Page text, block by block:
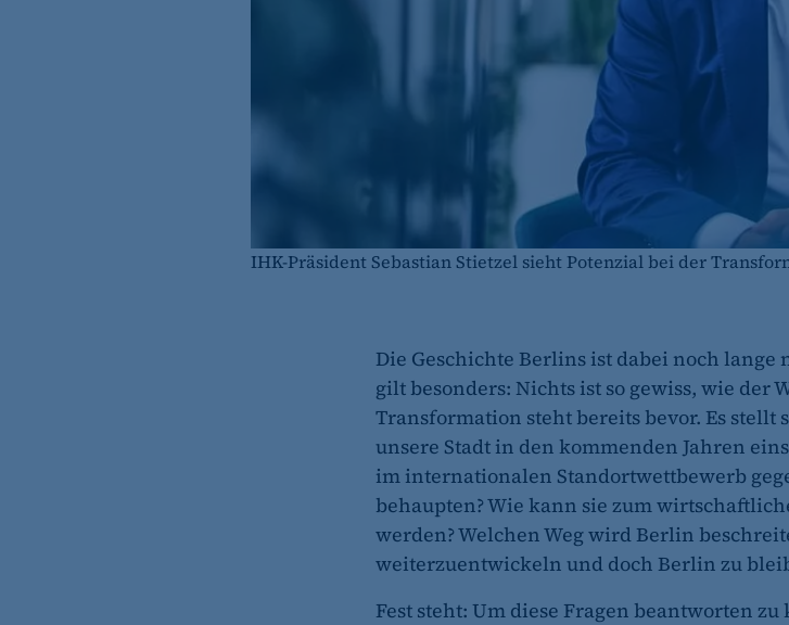
IHK-Präsident Sebastian Stietzel sieht Potenzial bei der
Die Geschichte Berlins ist dabei noch
gilt besonders: Nichts ist so gewiss, wie der
Transformation steht bereits bevor. Es stellt
unsere Stadt in den kommenden Jahren
im internationalen Standortwettbewerb
behaupten? Wie kann sie zum
werden? Welchen Weg wird Berlin
weiterzuentwickeln und doch Berlin zu
Fest steht: Um diese Fragen beantworten